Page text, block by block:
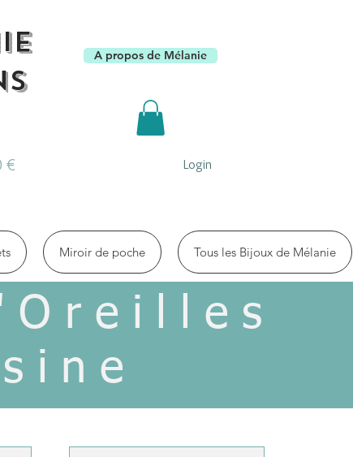
€
A propos de Mélanie
Login
Miroir de poche Tous les Bijoux de Mélanie